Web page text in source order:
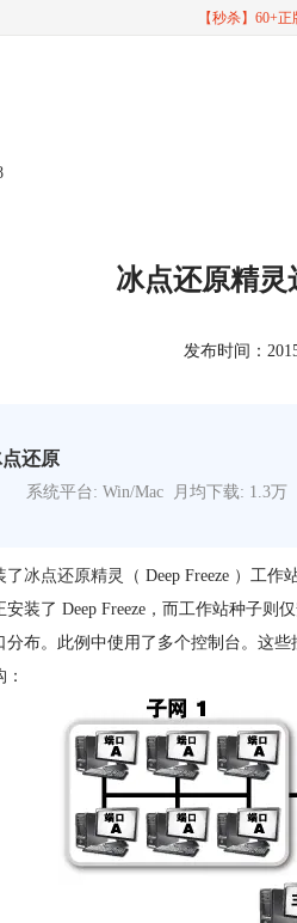
【秒杀】60+
冰点还原精灵
发布时间：
点还原
系统平台: Win/Mac 月均下载: 1.3万
了冰点还原精灵
（ Deep Freeze ）工
装了 Deep Freeze，而工作站种子则仅
布。此例中使用了多个控制台。这